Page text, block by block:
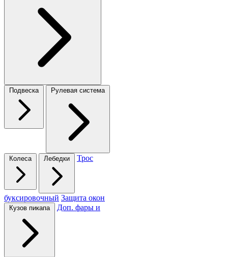
Подвеска Рулевая система
Колеса Лебедки Трос
буксировочный Защита окон
Кузов пикапа Доп. фары и